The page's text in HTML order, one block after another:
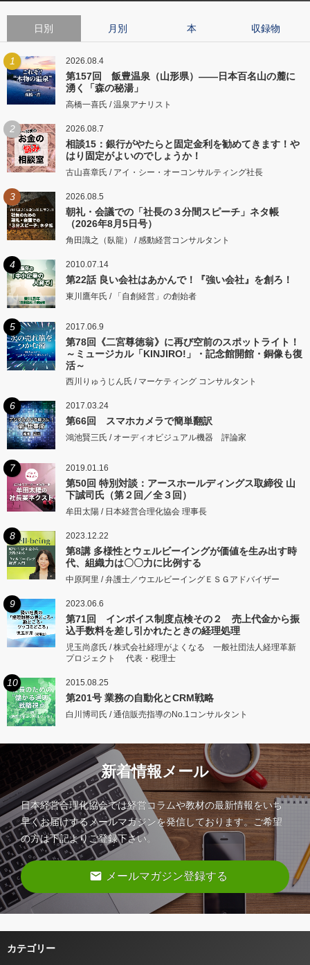
日別 月別 本 収録物
1 2026.08.4
第157回 飯豊温泉（山形県）――日本百名山の麓に
湧く「森の秘湯」
高橋一喜氏 / 温泉アナリスト
2 2026.08.7
相談15：銀行がやたらと固定金利を勧めてきます！や
はり固定がよいのでしょうか！
古山喜章氏 / アイ・シー・オーコンサルティング社長
3 2026.08.5
朝礼・会議での「社長の３分間スピーチ」ネタ帳
（2026年8月5日号）
角田識之（臥龍） / 感動経営コンサルタント
4 2010.07.14
第22話 良い会社はあかんで！『強い会社』を創ろ！
東川鷹年氏 / 「自創経営」の創始者
5 2017.06.9
第78回《二宮尊徳翁》に再び空前のスポットライト！
～ミュージカル「KINJIRO!」・記念館開館・銅像も復
活～
西川りゅうじん氏 / マーケティング コンサルタント
6 2017.03.24
第66回 スマホカメラで簡単翻訳
鴻池賢三氏 / オーディオビジュアル機器 評論家
7 2019.01.16
第50回 特別対談：アースホールディングス取締役 山
下誠司氏（第２回／全３回）
牟田太陽 / 日本経営合理化協会 理事長
8 2023.12.22
第8講 多様性とウェルビーイングが価値を生み出す時
代、組織力は〇〇力に比例する
中原阿里 / 弁護士／ウエルビーイングＥＳＧアドバイザー
9 2023.06.6
第71回 インボイス制度点検その２ 売上代金から振
込手数料を差し引かれたときの経理処理
児玉尚彦氏 / 株式会社経理がよくなる 一般社団法人経理革新
プロジェクト 代表・税理士
10 2015.08.25
第201号 業務の自動化とCRM戦略
白川博司氏 / 通信販売指導のNo.1コンサルタント
新着情報メール
日本経営合理化協会では経営コラムや教材の最新情報をいち
早くお届けするメールマガジンを発信しております。ご希望
の方は下記よりご登録下さい。
email メールマガジン登録する
カテゴリー